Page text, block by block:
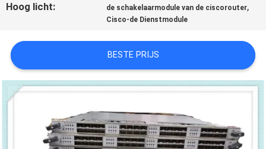
GEVALLEN
SITEMAP
PRIVACYBELEID
Hoog licht: de schakelaarmodule van de ciscorouter,
Cisco-de Dienstmodule
BESTE PRIJS